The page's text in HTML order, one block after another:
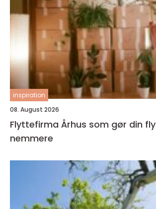
inspiration
08. August 2026
Flyttefirma Århus som gør din
nemmere